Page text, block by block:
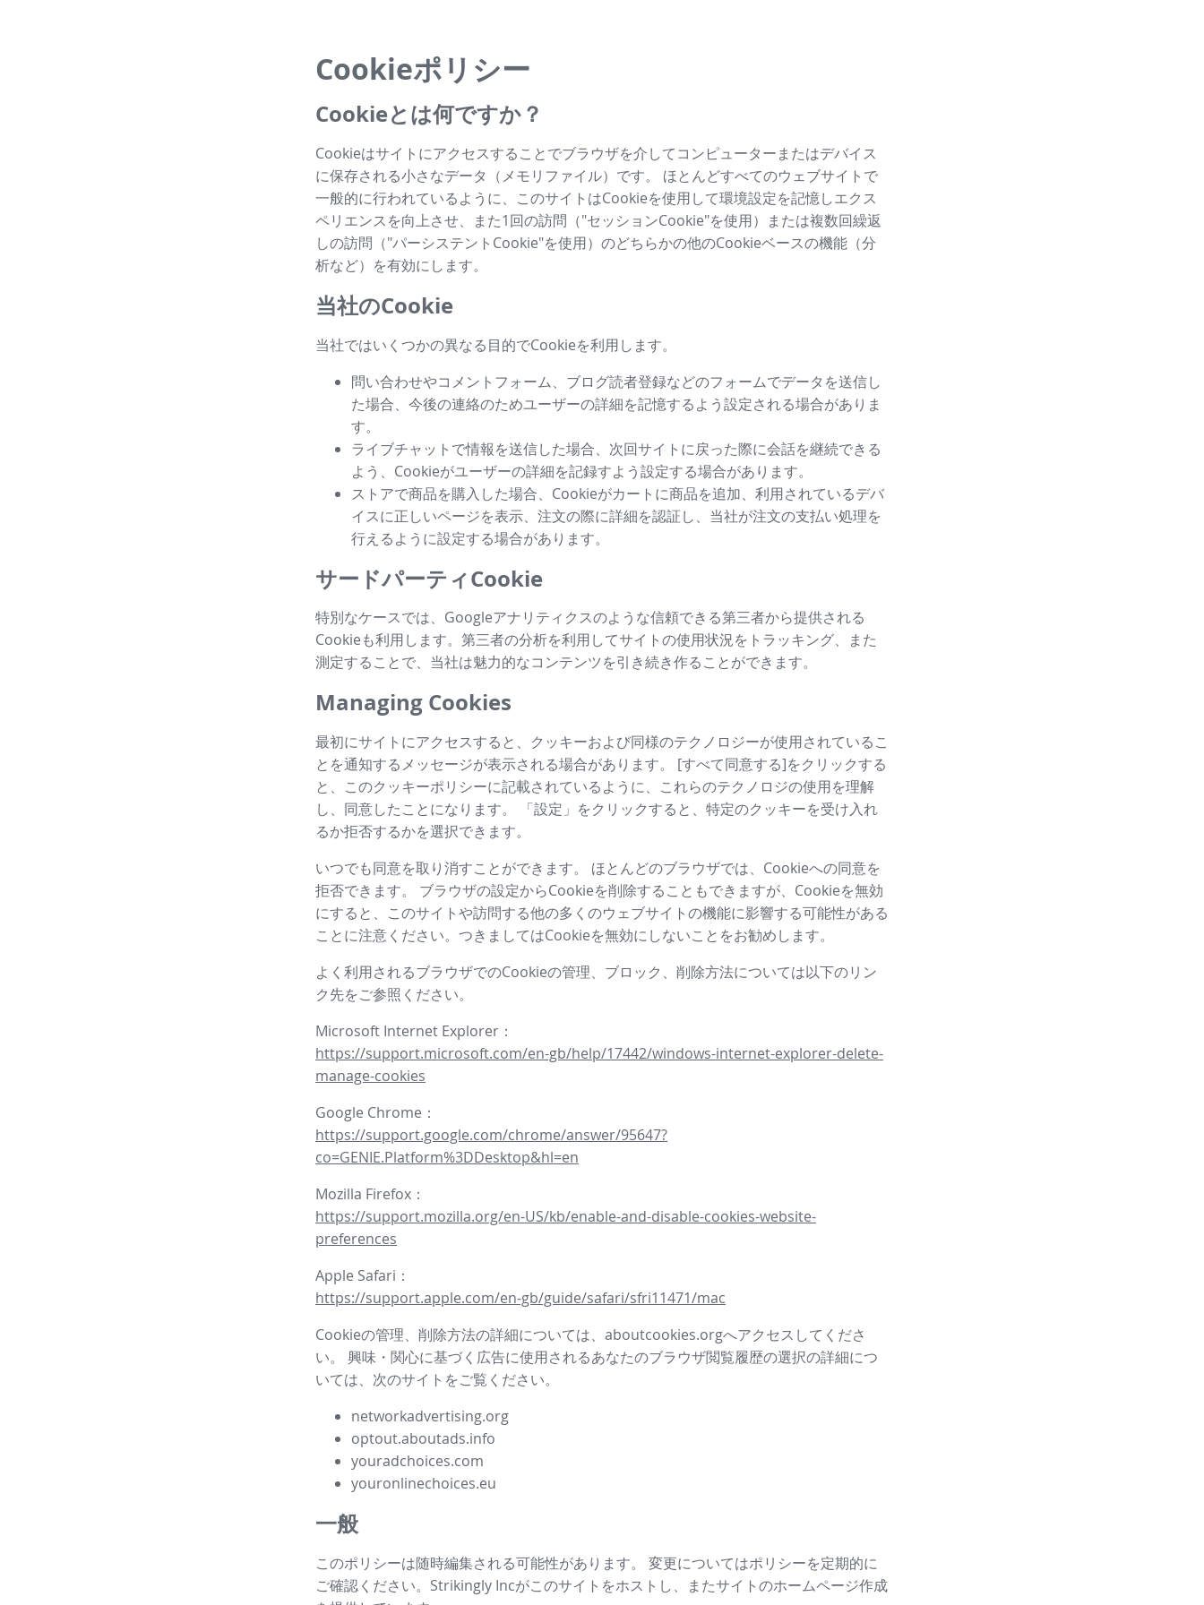
Cookieポリシー
Cookieとは何ですか？
Cookieはサイトにアクセスすることでブラウザを介してコンピューターまたはデバイス
に保存される小さなデータ（メモリファイル）です。 ほとんどすべてのウェブサイトで
一般的に行われているように、このサイトはCookieを使用して環境設定を記憶しエクス
ペリエンスを向上させ、また1回の訪問（"セッションCookie"を使用）または複数回繰返
しの訪問（"パーシステントCookie"を使用）のどちらかの他のCookieベースの機能（分
析など）を有効にします。
当社のCookie
当社ではいくつかの異なる目的でCookieを利用します。
問い合わせやコメントフォーム、ブログ読者登録などのフォームでデータを送信し
た場合、今後の連絡のためユーザーの詳細を記憶するよう設定される場合がありま
す。
ライブチャットで情報を送信した場合、次回サイトに戻った際に会話を継続できる
よう、Cookieがユーザーの詳細を記録すよう設定する場合があります。
ストアで商品を購入した場合、Cookieがカートに商品を追加、利用されているデバ
イスに正しいページを表示、注文の際に詳細を認証し、当社が注文の支払い処理を
行えるように設定する場合があります。
サードパーティCookie
特別なケースでは、Googleアナリティクスのような信頼できる第三者から提供される
Cookieも利用します。第三者の分析を利用してサイトの使用状況をトラッキング、また
測定することで、当社は魅力的なコンテンツを引き続き作ることができます。
Managing Cookies
最初にサイトにアクセスすると、クッキーおよび同様のテクノロジーが使用されているこ
とを通知するメッセージが表示される場合があります。 [すべて同意する]をクリックする
と、このクッキーポリシーに記載されているように、これらのテクノロジの使用を理解
し、同意したことになります。 「設定」をクリックすると、特定のクッキーを受け入れ
るか拒否するかを選択できます。
いつでも同意を取り消すことができます。 ほとんどのブラウザでは、Cookieへの同意を
拒否できます。 ブラウザの設定からCookieを削除することもできますが、Cookieを無効
にすると、このサイトや訪問する他の多くのウェブサイトの機能に影響する可能性がある
ことに注意ください。つきましてはCookieを無効にしないことをお勧めします。
よく利用されるブラウザでのCookieの管理、ブロック、削除方法については以下のリン
ク先をご参照ください。
Microsoft Internet Explorer：
https://support.microsoft.com/en-gb/help/17442/windows-internet-explorer-delete-
manage-cookies
Google Chrome：
https://support.google.com/chrome/answer/95647?
co=GENIE.Platform%3DDesktop&hl=en
Mozilla Firefox：
https://support.mozilla.org/en-US/kb/enable-and-disable-cookies-website-
preferences
Apple Safari：
https://support.apple.com/en-gb/guide/safari/sfri11471/mac
Cookieの管理、削除方法の詳細については、aboutcookies.orgへアクセスしてくださ
い。 興味・関心に基づく広告に使用されるあなたのブラウザ閲覧履歴の選択の詳細につ
いては、次のサイトをご覧ください。
networkadvertising.org
optout.aboutads.info
youradchoices.com
youronlinechoices.eu
一般
このポリシーは随時編集される可能性があります。 変更についてはポリシーを定期的に
ご確認ください。Strikingly Incがこのサイトをホストし、またサイトのホームページ作成